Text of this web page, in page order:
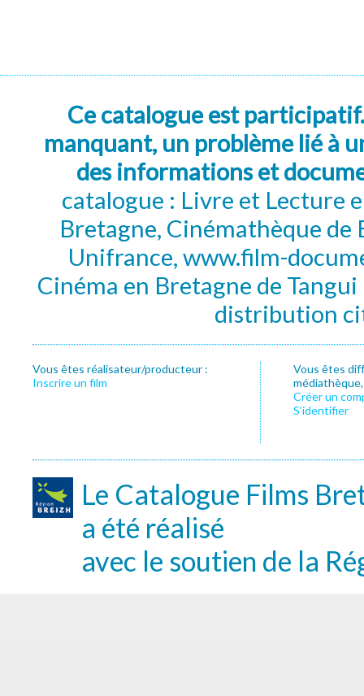
Ce catalogue est
manquant, un problème lié à
des informations et
catalogue : Livre et Lecture
Bretagne, Cinémathèque de
Unifrance, www.film-
Cinéma en Bretagne de
distribution
Vous êtes réalisateur/producteur :
Inscrire un film
Vous êtes
Créer un
S’identifier
Le Catalogue Films
a été réalisé
avec le soutien de la